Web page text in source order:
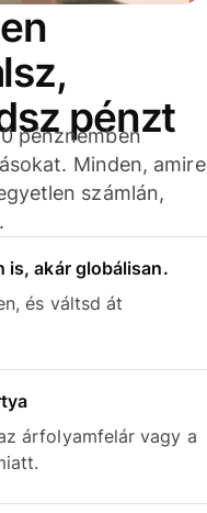
pénzt
pénznemben
Minden, amire
számlán,
is, akár globálisan.
és váltsd át
árfolyamfelár vagy a